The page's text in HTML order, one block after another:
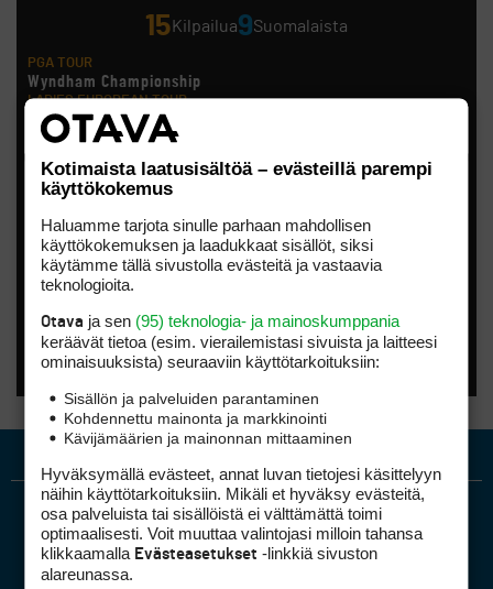
15Kilpailua9Suomalaista
PGA TOUR
Wyndham Championship
LADIES EUROPEAN TOUR
London Championship
Noora Komulainen, Ursula Wikström
Scottish Challenge supported by The R&A
Tapio Pulkkanen
CSK Steel Women´S Open
Anna Backman, Katri Bakker, Elina Saksa
EPSON TOUR
Smoky Mountain Championship
AMATÖÖRIGOLF
Finnish International Amateur Championship (Erkko Trophy)
AMATÖÖRIGOLF
Finnish International Ladies' Amateur Championship (+ U21
ja U18/FJT/Aulanko)
KORN FERRY TOUR
Pinnacle Bank Championship
LEGENDS TOUR
Staysure PGA Seniors Championship
AMATÖÖRIGOLF
U.S. Women's Amateur Championship
AMATÖÖRIGOLF
English Boys' (U14) Open Amateur Stroke Play Championship
Eeli Krankka, Lionel Mutikainen
LIV GOLF
Kotimaista laatusisältöä – evästeillä parempi
käyttökokemus
Haluamme tarjota sinulle parhaan mahdollisen
käyttökokemuksen ja laadukkaat sisällöt, siksi
käytämme tällä sivustolla evästeitä ja vastaavia
teknologioita.
Otava ja sen (95) teknologia- ja mainoskumppania
keräävät tietoa (esim. vierailemis­tasi sivuista ja laitteesi
ominaisuuk­sista) seuraaviin käyttötarkoituksiin:
Sisällön ja palveluiden parantaminen
Kohdennettu mainonta ja markkinointi
Kävijämäärien ja mainonnan mittaaminen
Hyväksymällä evästeet, annat luvan tietojesi käsittelyyn
näihin käyttötarkoituksiin. Mikäli et hyväksy evästeitä,
osa palveluista tai sisällöistä ei välttämättä toimi
optimaalisesti. Voit muuttaa valintojasi milloin tahansa
klikkaamalla Evästeasetukset -linkkiä sivuston
alareunassa.